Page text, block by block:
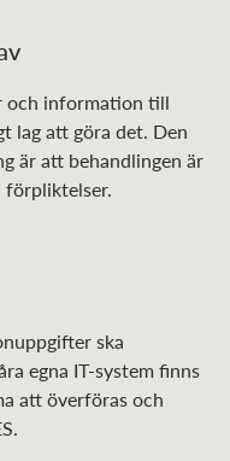
och information till
lag att göra det. Den
är att behandlingen är
ska
egna IT-system finns
att överföras och